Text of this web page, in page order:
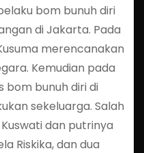
bom bunuh diri
di Jakarta. Pada
merencanakan
Kemudian pada
bom bunuh diri di
sekeluarga. Salah
dan putrinya
Riskika, dan dua